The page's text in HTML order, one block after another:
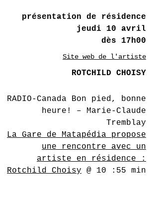
présentation de résidence
jeudi 10 avril
dès 17h00
Site web de l'artiste
ROTCHILD CHOISY
RADIO-Canada Bon pied, bonne
heure! – Marie-Claude
Tremblay
La Gare de Matapédia propose
une rencontre avec un
artiste en résidence :
Rotchild Choisy @ 10 :55 min